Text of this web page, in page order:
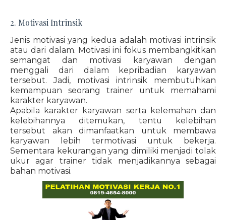
2. Motivasi Intrinsik
Jenis motivasi yang kedua adalah motivasi intrinsik
atau dari dalam. Motivasi ini fokus membangkitkan
semangat dan motivasi karyawan dengan
menggali dari dalam kepribadian karyawan
tersebut. Jadi, motivasi intrinsik membutuhkan
kemampuan seorang trainer untuk memahami
karakter karyawan.
Apabila karakter karyawan serta kelemahan dan
kelebihannya ditemukan, tentu kelebihan
tersebut akan dimanfaatkan untuk membawa
karyawan lebih termotivasi untuk bekerja.
Sementara kekurangan yang dimiliki menjadi tolak
ukur agar trainer tidak menjadikannya sebagai
bahan motivasi.